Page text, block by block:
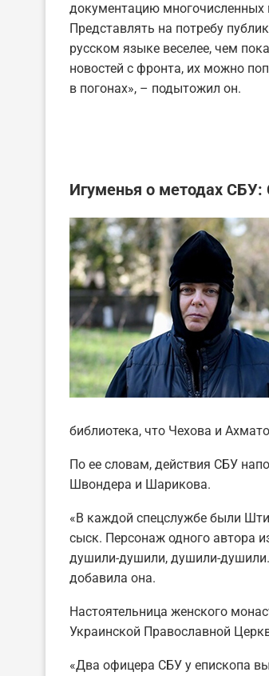
документацию
Представлять на потребу
русском языке веселее, чем
новостей с фронта, их можно
в погонах», – подытожил он.
Игуменья о методах
библиотека, что Чехова и
По ее словам, действия СБУ
Швондера и Шарикова.
«В каждой спецслужбе были
сыск. Персонаж одного автора
душили-душили, душили-
добавила она.
Настоятельница женского
Украинской Православной
«Два офицера СБУ у епископа